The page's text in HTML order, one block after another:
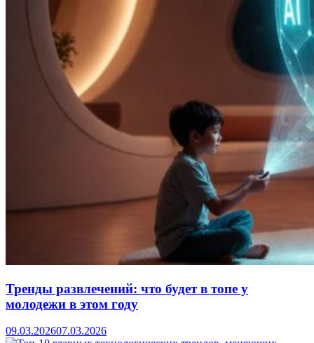
Тренды развлечений: что будет в топе у
молодежи в этом году
09.03.202607.03.2026